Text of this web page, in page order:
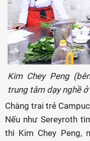
Kim Chey Peng
trung tâm dạy nghề ở
Chàng trai trẻ
Nếu như Sereyroth
thì Kim Chey Peng,